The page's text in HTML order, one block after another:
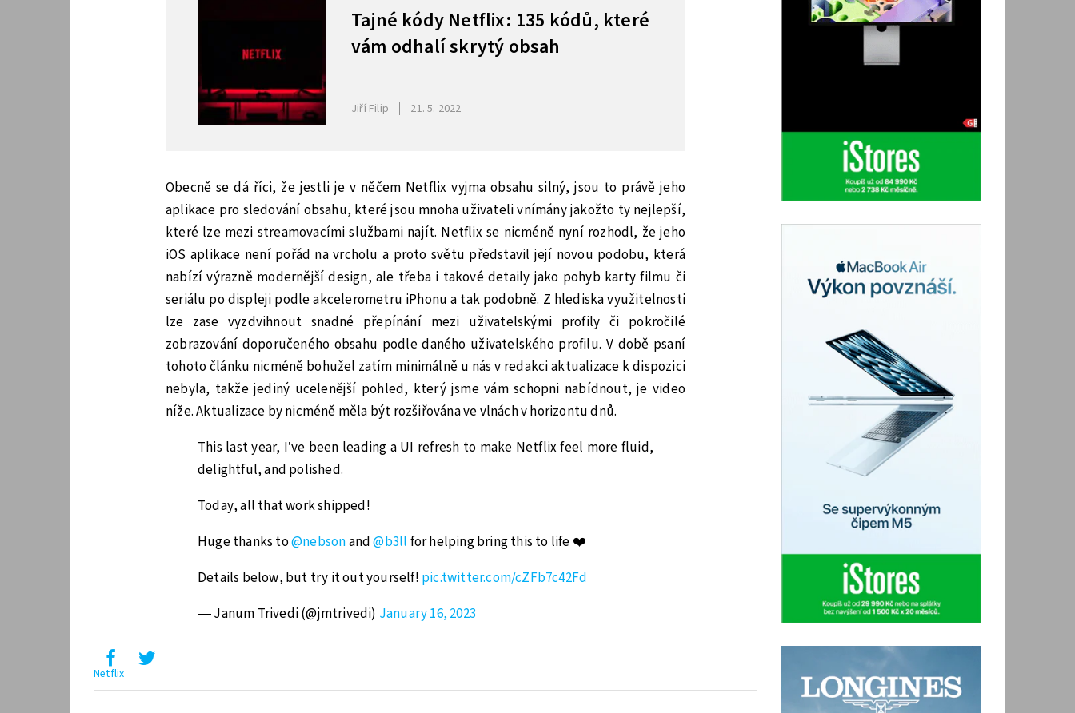
Tajné kódy Netflix: 135 kódů, které
vám odhalí skrytý obsah
Jiří Filip 21. 5. 2022
Obecně se dá říci, že jestli je v něčem Netflix vyjma obsahu silný, jsou to právě jeho
aplikace pro sledování obsahu, které jsou mnoha uživateli vnímány jakožto ty nejlepší,
které lze mezi streamovacími službami najít. Netflix se nicméně nyní rozhodl, že jeho
iOS aplikace není pořád na vrcholu a proto světu představil její novou podobu, která
nabízí výrazně modernější design, ale třeba i takové detaily jako pohyb karty filmu či
seriálu po displeji podle akcelerometru iPhonu a tak podobně. Z hlediska využitelnosti
lze zase vyzdvihnout snadné přepínání mezi uživatelskými profily či pokročilé
zobrazování doporučeného obsahu podle daného uživatelského profilu. V době psaní
tohoto článku nicméně bohužel zatím minimálně u nás v redakci aktualizace k dispozici
nebyla, takže jediný ucelenější pohled, který jsme vám schopni nabídnout, je video
níže. Aktualizace by nicméně měla být rozšiřována ve vlnách v horizontu dnů.
This last year, I’ve been leading a UI refresh to make Netflix feel more fluid,
delightful, and polished.
Today, all that work shipped!
Huge thanks to@nebsonand@b3ll for helping bring this to life ❤️
Details below, but try it out yourself! pic.twitter.com/cZFb7c42Fd
— Janum Trivedi (@jmtrivedi) January 16, 2023
Netflix